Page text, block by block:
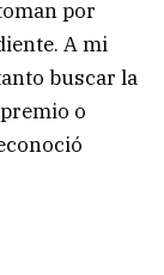
por
A mi
buscar la
o